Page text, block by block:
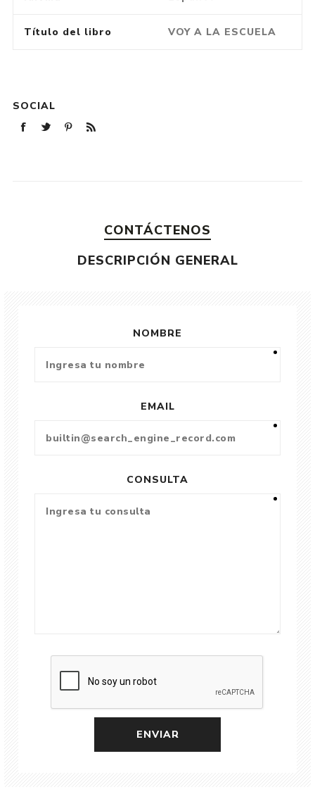
Título del libro VOY A LA ESCUELA
SOCIAL
CONTÁCTENOS
DESCRIPCIÓN GENERAL
NOMBRE
EMAIL
CONSULTA